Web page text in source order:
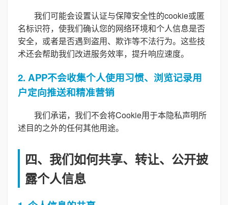
我们可能会设置认证与保障安全性的cookie或匿
名标识符，使我们确认您的网络环境和个人信息是否
安全，或者是否遇到盗用、欺诈等不法行为。这些技
术还会帮助我们改进服务效率，提升响应速度。
2. APP不会收集个人使用习惯、浏览记录用
户定向推送和精准营销
我们承诺，我们不会将Cookie用于本隐私声明所
述目的之外的任何其他用途。
四、我们如何共享、转让、公开披
露个人信息